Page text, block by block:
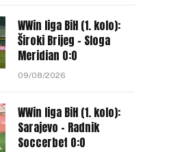
WWin liga BiH (1. kolo):
Široki Brijeg – Sloga
Meridian 0:0
09/08/2026
WWin liga BiH (1. kolo):
Sarajevo – Radnik
Soccerbet 0:0